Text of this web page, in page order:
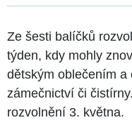
Ze šesti balíčků
týden, kdy mohly
dětským oblečením
zámečnictví či
rozvolnění 3. května.